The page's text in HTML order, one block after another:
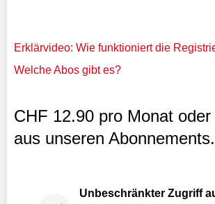
Erklärvideo: Wie funktioniert die
Welche Abos gibt es?
CHF 12.90 pro Monat
aus unseren Abonnements.
Unbeschränkter Zugriff